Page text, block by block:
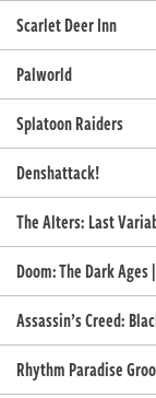
Scarlet Deer Inn
Palworld
Splatoon Raiders
Denshattack!
The Alters: Last
Doom: The Dark
Assassin’s Creed:
Rhythm Paradise